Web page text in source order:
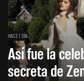
HACE 1 DÍA
Así fue la
secreta de